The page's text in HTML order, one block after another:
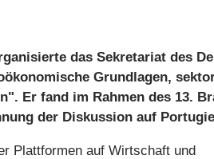
das Sekretariat des
Grundlagen,
Er fand im Rahmen des 13.
der Diskussion auf
Plattformen auf Wirtschaft und